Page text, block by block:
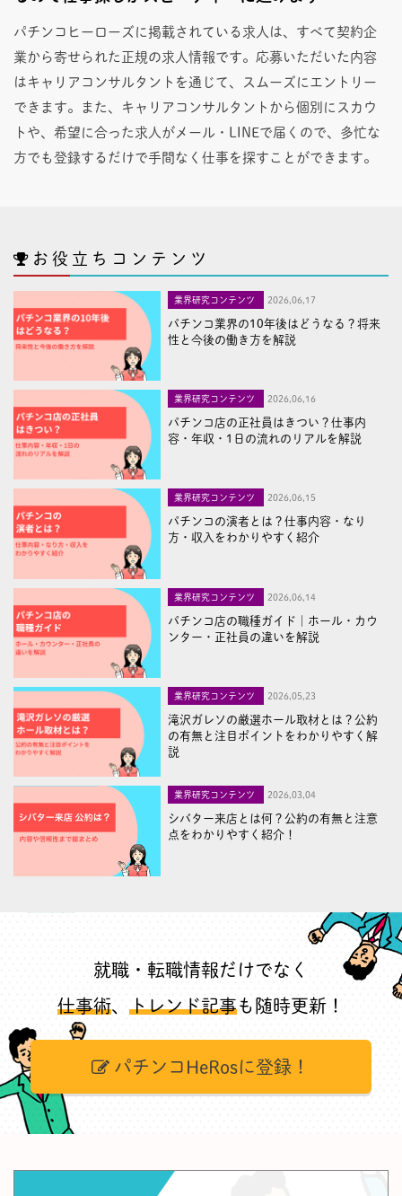
パチンコヒーローズに掲載されている求人は、すべて契約企
業から寄せられた正規の求人情報です。応募いただいた内容
はキャリアコンサルタントを通じて、スムーズにエントリー
できます。また、キャリアコンサルタントから個別にスカウ
トや、希望に合った求人がメール・LINEで届くので、多忙な
方でも登録するだけで手間なく仕事を探すことができます。
お役立ちコンテンツ
業界研究コンテンツ 2026,06,17
パチンコ業界の10年後はどうなる？将来
性と今後の働き方を解説
業界研究コンテンツ 2026,06,16
パチンコ店の正社員はきつい？仕事内
容・年収・1日の流れのリアルを解説
業界研究コンテンツ 2026,06,15
パチンコの演者とは？仕事内容・なり
方・収入をわかりやすく紹介
業界研究コンテンツ 2026,06,14
パチンコ店の職種ガイド｜ホール・カウ
ンター・正社員の違いを解説
業界研究コンテンツ 2026,05,23
滝沢ガレソの厳選ホール取材とは？公約
の有無と注目ポイントをわかりやすく解
説
業界研究コンテンツ 2026,03,04
シバター来店とは何？公約の有無と注意
点をわかりやすく紹介！
就職・転職情報だけでなく
仕事術、 トレンド記事も随時更新！
パチンコHeRosに登録！